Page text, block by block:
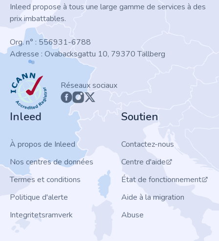
Inleed propose à tous une large gamme de services à des
prix imbattables.
Org. n° : 556931-6788
Adresse : Ovabacksgattu 10, 79370 Tällberg
ICANN
Réseaux sociaux
Inleed
À propos de Inleed
Nos centres de données
Termes et conditions
Politique d'alerte
Integritetsramverk
Soutien
Contactez-nous
Centre d'aide
État de fonctionnement
Aide à la migration
Abuse